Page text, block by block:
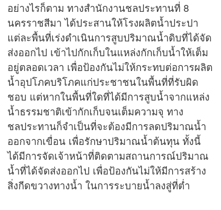
อย่างไรก็ตาม ทางสำนักงานชลประทานที่ 8
นครราชสีมา ได้ประสานให้โรงผลิตน้ำประปา
แต่ละพื้นที่เร่งดำเนินการสูบปริมาณน้ำดิบที่ได้จัด
ส่งออกไป เข้าไปกักเก็บในแหล่งกักเก็บน้ำให้เต็ม
อยู่ตลอดเวลา เพื่อป้องกันไม่ให้กระทบต่อการผลิต
น้ำอุปโภคบริโภคแก่ประชาชนในพื้นที่ที่รับผิด
ชอบ แต่หากในพื้นที่ใดที่ได้มีการสูบน้ำจากแหล่ง
น้ำธรรมชาติเข้ากักเก็บจนเต็มความจุ ทาง
ชลประทานก็จำเป็นที่จะต้องมีการลดปริมาณน้ำ
ออกจากเขื่อน เพื่อรักษาปริมาณน้ำต้นทุน ทั้งนี้
ได้มีการจัดเจ้าหน้าที่ติดตามสถานการณ์ปริมาณ
น้ำที่ได้จัดส่งออกไป เพื่อป้องกันไม่ให้มีการสร้าง
สิ่งกีดขวางทางน้ำ ในการระบายน้ำลงสู่ที่ต่ำ